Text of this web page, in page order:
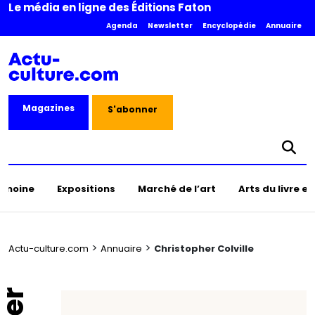
Le média en ligne des Éditions Faton
Agenda Newsletter Encyclopédie Annuaire
Magazines S'abonner
Expositions Marché de l’art Arts du livre
Actu-culture.com > Annuaire > Christopher Colville